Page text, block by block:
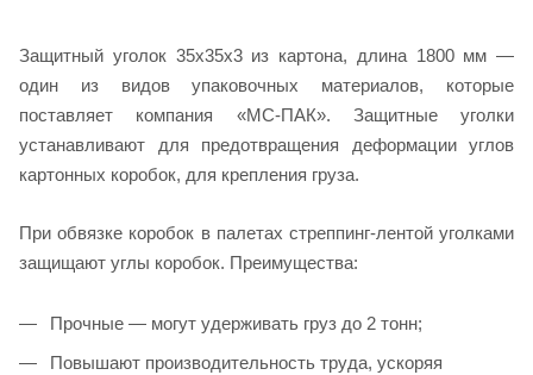
Защитный уголок 35х35х3 из картона, длина 1800 мм —
один из видов упаковочных материалов, которые
поставляет компания «МС-ПАК». Защитные уголки
устанавливают для предотвращения деформации углов
картонных коробок, для крепления груза.
При обвязке коробок в палетах стреппинг-лентой уголками
защищают углы коробок. Преимущества:
Прочные — могут удерживать груз до 2 тонн;
Повышают производительность труда, ускоряя